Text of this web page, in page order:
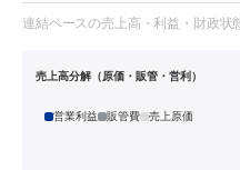
連結ベースの売上高・利益・財政状
売上高分解（原価・販管・営利）
営業利益 販管費 売上原価